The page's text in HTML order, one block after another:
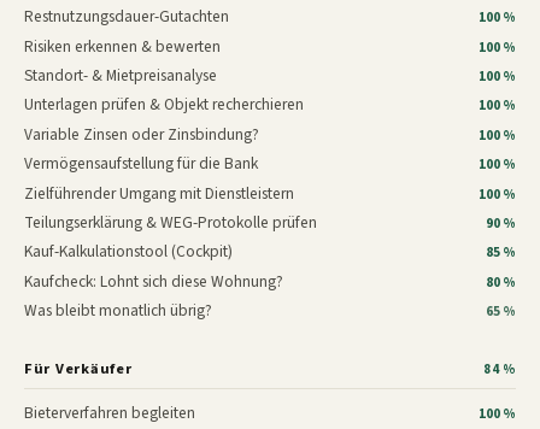
Restnutzungsdauer-Gutachten 100 %
Risiken erkennen & bewerten 100 %
Standort- & Mietpreisanalyse 100 %
Unterlagen prüfen & Objekt recherchieren 100 %
Variable Zinsen oder Zinsbindung? 100 %
Vermögensaufstellung für die Bank 100 %
Zielführender Umgang mit Dienstleistern 100 %
Teilungserklärung & WEG-Protokolle prüfen 90 %
Kauf-Kalkulationstool (Cockpit) 85 %
Kaufcheck: Lohnt sich diese Wohnung? 80 %
Was bleibt monatlich übrig? 65 %
Für Verkäufer 84 %
Bieterverfahren begleiten 100 %